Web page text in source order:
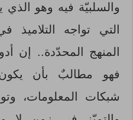
والسلبيّة فيه وهو
التي تواجه
المنهج المحدّدة.. إن
فهو مطالبٌ بأن
شبكات المعلومات،